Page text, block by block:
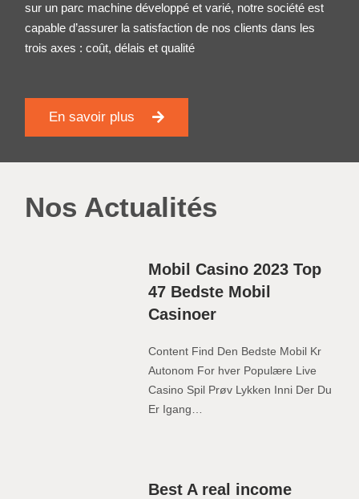
sur un parc machine développé et varié, notre société est
capable d’assurer la satisfaction de nos clients dans les
trois axes : coût, délais et qualité
En savoir plus
Nos Actualités
Mobil Casino 2023 Top
47 Bedste Mobil
Casinoer
Content Find Den Bedste Mobil Kr
Autonom For hver Populære Live
Casino Spil Prøv Lykken Inni Der Du
Er Igang…
Best A real income